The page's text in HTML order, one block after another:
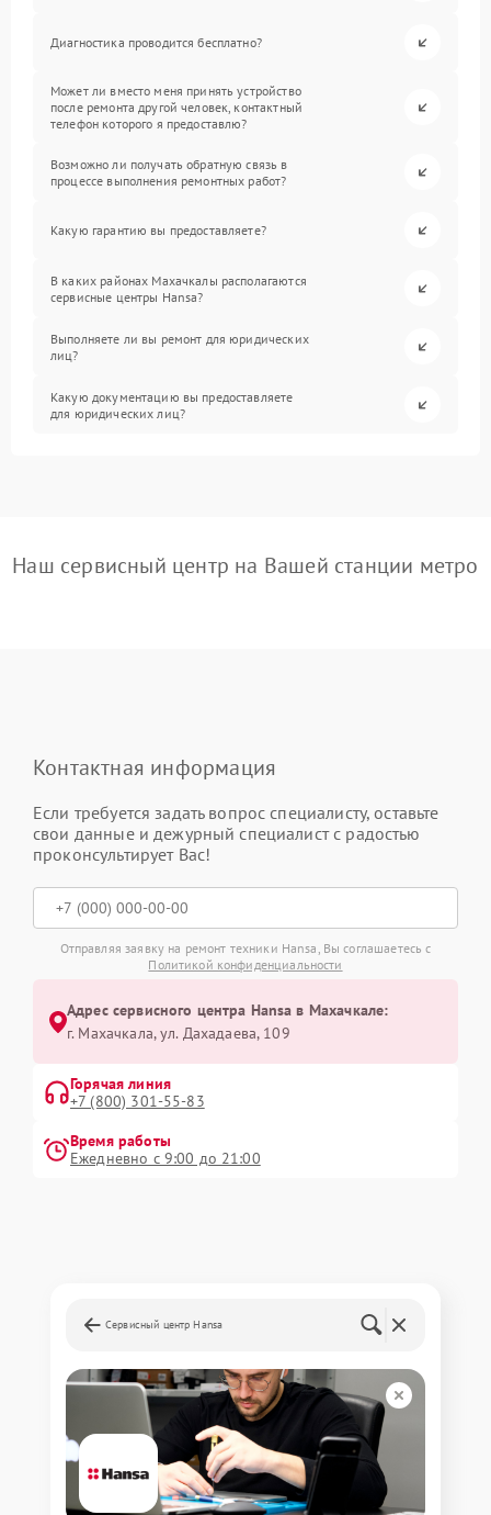
Диагностика проводится бесплатно?
Может ли вместо меня принять устройство
после ремонта другой человек, контактный
телефон которого я предоставлю?
Возможно ли получать обратную связь в
процессе выполнения ремонтных работ?
Какую гарантию вы предоставляете?
В каких районах Махачкалы располагаются
сервисные центры Hansa?
Выполняете ли вы ремонт для юридических
лиц?
Какую документацию вы предоставляете
для юридических лиц?
Наш сервисный центр на Вашей станции метро
Контактная информация
Если требуется задать вопрос специалисту, оставьте
свои данные и дежурный специалист с радостью
проконсультирует Вас!
Отправляя заявку на ремонт техники Hansa, Вы соглашаетесь с
Политикой конфиденциальности
Адрес сервисного центра Hansa в Махачкале:
г. Махачкала, ул. Дахадаева, 109
Горячая линия
+7 (800) 301-55-83
Время работы
Ежедневно с 9:00 до 21:00
Сервисный центр Hansa